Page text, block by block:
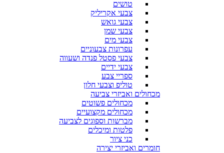
טושים
צבעי אקריליק
צבעי גואש
צבעי שמן
צבעי מים
עפרונות צבעוניים
צבעי פסטל פנדה ושעווה
צבעי ידיים
ספריי צבע
טוליפ וצבעי חלון
מכחולים ואביזרי צביעה
מכחולים פשוטים
מכחולים מקצועיים
מברשות וספוגים לצביעה
פלטות ומיכלים
כני ציור
חומרים ואביזרי יצירה